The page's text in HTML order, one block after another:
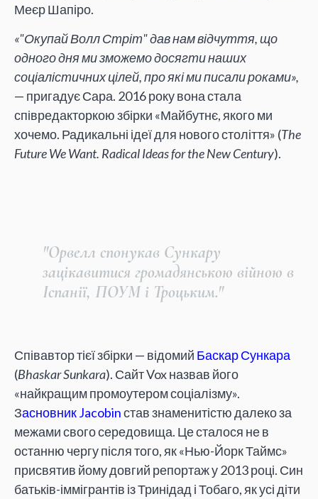
Меєр Шапіро.
«"Окупай Волл Стріт" дав нам відчуття, що
одного дня ми зможемо досягти наших
соціалістичних цілей, про які ми писали роками»,
— пригадує Сара. 2016 року вона стала
співредакторкою збірки «Майбутнє, якого ми
хочемо. Радикальні ідеї для нового століття» (The
Future We Want. Radical Ideas for the New Century).
"Орвелл спонукав Сункару
зацікавитися громадянською війною в
Іспанії, ПОУМ і Троцьким."
Співавтор тієї збірки — відомий Баскар Сункара
(Bhaskar Sunkara). Сайт Vox назвав його
«найкращим промоутером соціалізму».
Засновник Jacobinстав знаменитістю далеко за
межами свого середовища. Це сталося не в
останню чергу після того, як «Нью-Йорк Таймс»
присвятив йому довгий репортаж у 2013 році. Син
батьків-іммігрантів із Тринідад і Тобаго, як усі діти